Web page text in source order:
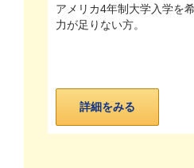
アメリカ4年制大学入学を
力が足りない方。
詳細をみる